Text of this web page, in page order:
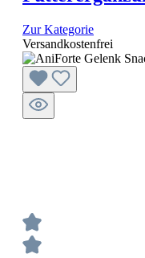
Zur Kategorie
Versandkostenfrei